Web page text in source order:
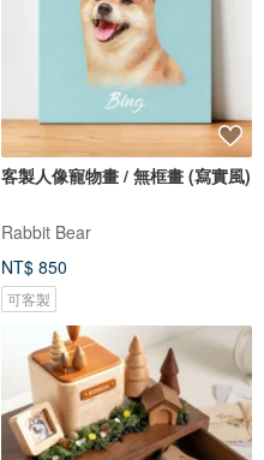
客製人像寵物畫 / 無框畫 (寫實風)
Rabbit Bear
NT$ 850
可客製